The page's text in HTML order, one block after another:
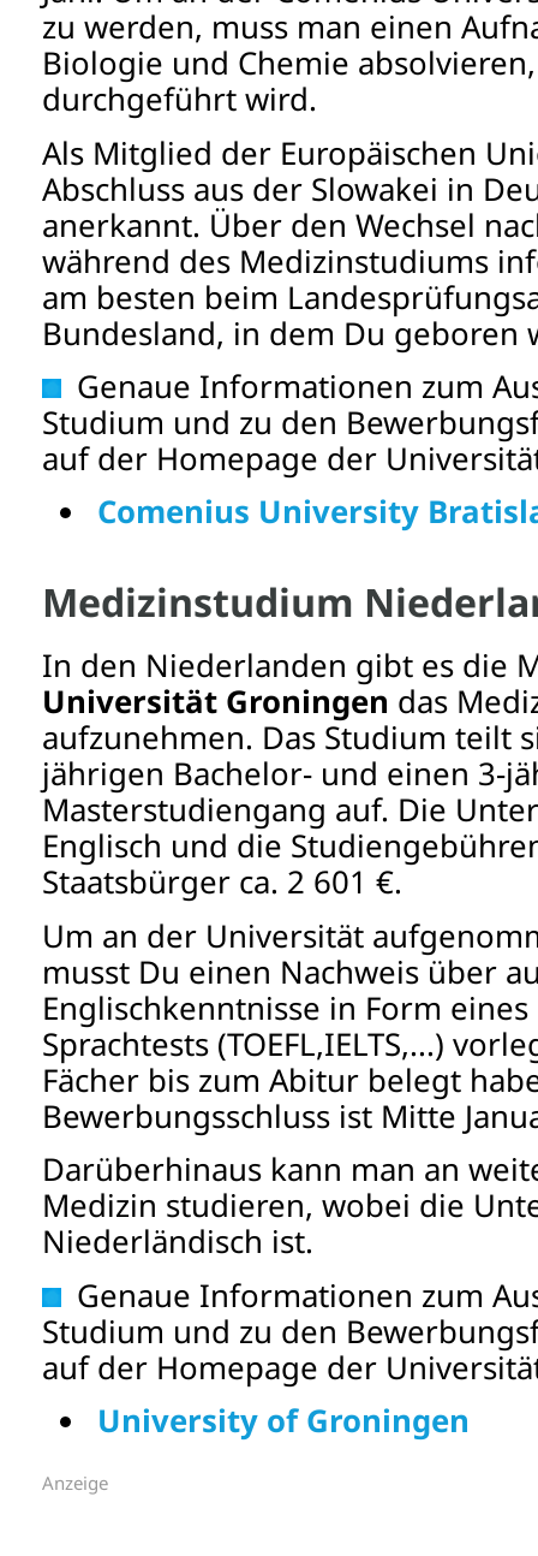
zu werden, muss man einen
Biologie und Chemie
durchgeführt wird.
Als Mitglied der Europäischen
Abschluss aus der Slowakei in
anerkannt. Über den Wechsel
während des Medizinstudiums
am besten beim
Bundesland, in dem Du geboren
Genaue Informationen zum
Studium und zu den
auf der Homepage der
Comenius University
Medizinstudium
In den Niederlanden gibt es die
Universität Groningen das
aufzunehmen. Das Studium teilt
jährigen Bachelor- und einen 3-
Masterstudiengang auf. Die
Englisch und die
Staatsbürger ca. 2 601 €.
Um an der Universität
musst Du einen Nachweis über
Englischkenntnisse in Form
Sprachtests (TOEFL,IELTS,...)
Fächer bis zum Abitur belegt
Bewerbungsschluss ist Mitte
Darüberhinaus kann man an
Medizin studieren, wobei die
Niederländisch ist.
Genaue Informationen zum
Studium und zu den
auf der Homepage der
University of Groningen
Anzeige